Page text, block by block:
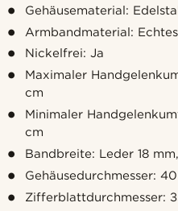
Gehäusematerial:
Armbandmaterial:
Nickelfrei: Ja
Maximaler
cm
Minimaler
cm
Bandbreite: Leder 18
Gehäusedurchmesser:
Zifferblattdurchmesser: